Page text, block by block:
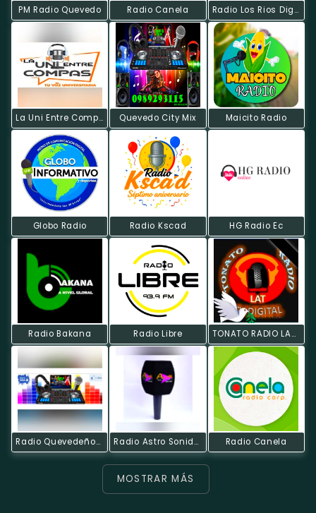
PM Radio Quevedo Radio Canela Radio Los Rios Digital
La Uni Entre Compas Radio Quevedo City Mix Maicito Radio
Globo Radio Radio Kscad HG Radio Ec
Radio Bakana Radio Libre TONATO RADIO LAT TVDIGITAL
Radio Quevedeños Mix Radio Astro Sonido Online FM Radio Canela
MOSTRAR MÁS